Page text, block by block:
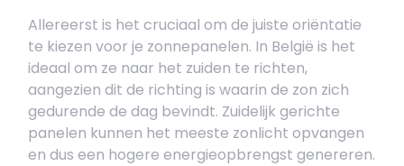
Allereerst is het cruciaal om de juiste oriëntatie
te kiezen voor je zonnepanelen. In België is het
ideaal om ze naar het zuiden te richten,
aangezien dit de richting is waarin de zon zich
gedurende de dag bevindt. Zuidelijk gerichte
panelen kunnen het meeste zonlicht opvangen
en dus een hogere energieopbrengst genereren.